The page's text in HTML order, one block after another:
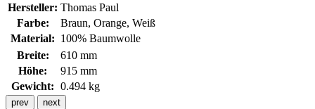
Hersteller: Thomas Paul
Farbe:
Braun, Orange, Weiß
Material: 100% Baumwolle
Breite:
610 mm
Höhe:
915 mm
Gewicht: 0.494 kg
prev next